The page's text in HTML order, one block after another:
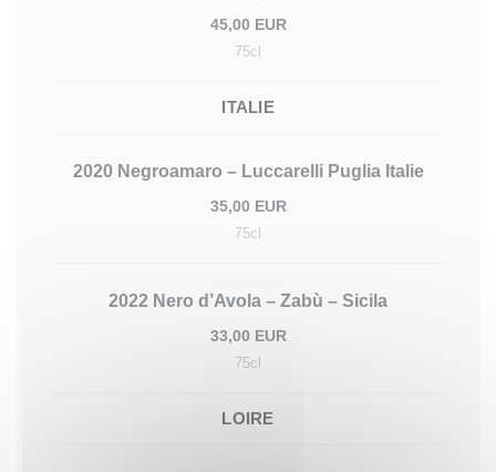
45,00 EUR
75cl
ITALIE
2020 Negroamaro – Luccarelli Puglia Italie
35,00 EUR
75cl
2022 Nero d’Avola – Zabù – Sicila
33,00 EUR
75cl
LOIRE